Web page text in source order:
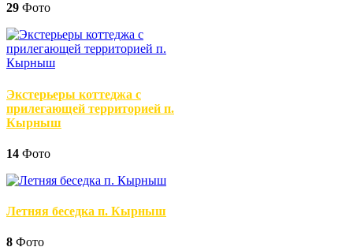
29 Фото
Экстерьеры коттеджа с
прилегающей территорией п.
Кырныш
14 Фото
Летняя беседка п. Кырныш
8 Фото